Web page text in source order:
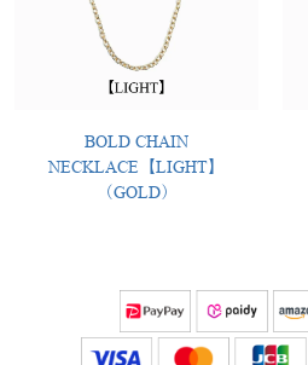
BOLD CHAIN
NECKLACE【LIGHT】
（GOLD）